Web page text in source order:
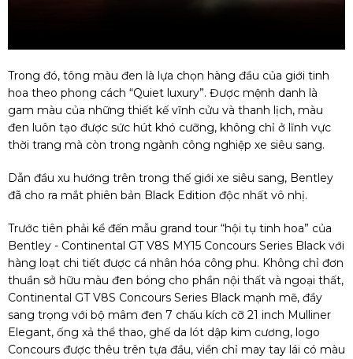
Trong đó, tông màu đen là lựa chọn hàng đầu của giới tinh
hoa theo phong cách “Quiet luxury”. Được mệnh danh là
gam màu của những thiết kế vĩnh cửu và thanh lịch, màu
đen luôn tạo được sức hút khó cưỡng, không chỉ ở lĩnh vực
thời trang mà còn trong ngành công nghiệp xe siêu sang.
Dẫn đầu xu hướng trên trong thế giới xe siêu sang, Bentley
đã cho ra mắt phiên bản Black Edition độc nhất vô nhị.
Trước tiên phải kể đến mẫu grand tour “hội tụ tinh hoa” của
Bentley - Continental GT V8S MY15 Concours Series Black với
hàng loạt chi tiết được cá nhân hóa công phu. Không chỉ đơn
thuần sở hữu màu đen bóng cho phần nội thất và ngoại thất,
Continental GT V8S Concours Series Black mạnh mẽ, đầy
sang trọng với bộ mâm đen 7 chấu kích cỡ 21 inch Mulliner
Elegant, ống xả thể thao, ghế da lót dập kim cương, logo
Concours được thêu trên tựa đầu, viền chỉ may tay lái có màu